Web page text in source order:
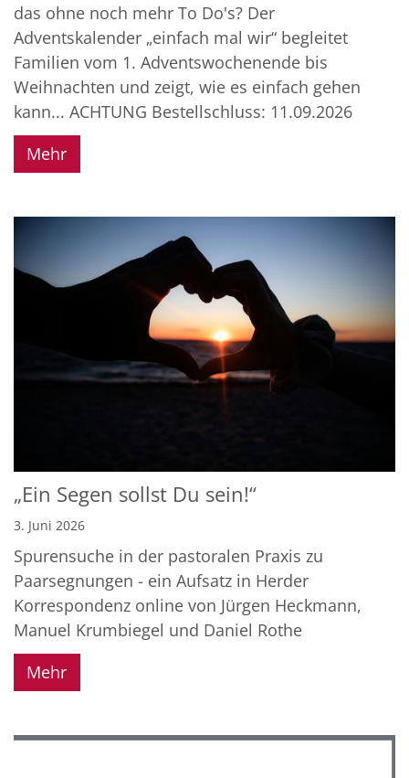
das ohne noch mehr To Do's? Der
Adventskalender „einfach mal wir“ begleitet
Familien vom 1. Adventswochenende bis
Weihnachten und zeigt, wie es einfach gehen
kann... ACHTUNG Bestellschluss: 11.09.2026
Mehr
„Ein Segen sollst Du sein!“
3. Juni 2026
Spurensuche in der pastoralen Praxis zu
Paarsegnungen - ein Aufsatz in Herder
Korrespondenz online von Jürgen Heckmann,
Manuel Krumbiegel und Daniel Rothe
Mehr